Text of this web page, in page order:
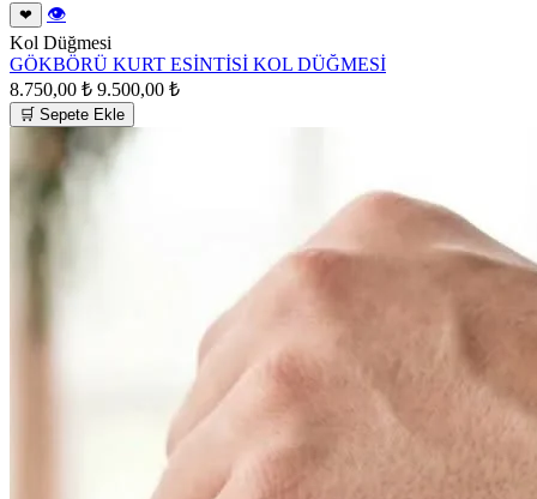
❤
👁
Kol Düğmesi
GÖKBÖRÜ KURT ESİNTİSİ KOL DÜĞMESİ
8.750,00 ₺ 9.500,00 ₺
🛒 Sepete Ekle